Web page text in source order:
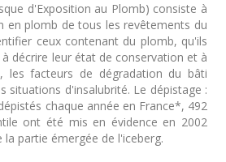
d'Exposition au Plomb) consiste à
en plomb de tous les revêtements du
ceux contenant du plomb, qu'ils
décrire leur état de conservation et à
les facteurs de dégradation du bâti
situations d'insalubrité. Le dépistage :
chaque année en France*, 492
ont été mis en évidence en 2002
la partie émergée de l'iceberg.